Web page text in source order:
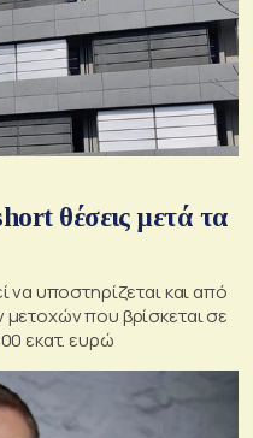
θέσεις μετά τα
υποστηρίζεται και από
που βρίσκεται σε
εκατ. ευρώ